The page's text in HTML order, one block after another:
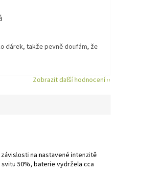
je 5 z 5 hvězdiček.
dárek, takže pevně doufám, že
Zobrazit další hodnocení ››
na nastavené intenzitě
50%, baterie vydržela cca